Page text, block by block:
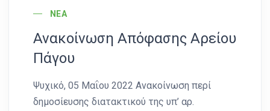
ΝΈΑ
Ανακοίνωση Απόφασης Αρείου
Πάγου
Ψυχικό, 05 Μαΐου 2022 Ανακοίνωση περί
δημοσίευσης διατακτικού της υπ’ αρ.